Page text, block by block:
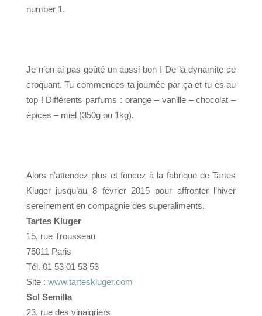
number 1.
Je n’en ai pas goûté un aussi bon ! De la dynamite ce
croquant. Tu commences ta journée par ça et tu es au
top ! Différents parfums : orange – vanille – chocolat –
épices – miel (350g ou 1kg).
Alors n’attendez plus et foncez à la fabrique de Tartes
Kluger jusqu’au 8 février 2015 pour affronter l’hiver
sereinement en compagnie des superaliments.
Tartes Kluger
15, rue Trousseau
75011 Paris
Tél. 01 53 01 53 53
Site: www.tarteskluger.com
Sol Semilla
23, rue des vinaigriers